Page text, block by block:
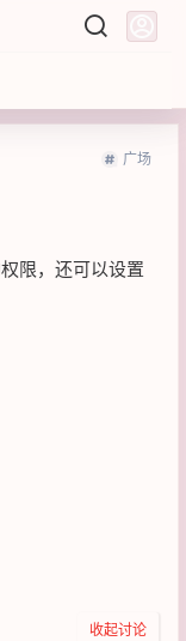
广场
限，还可以设置
收起讨论